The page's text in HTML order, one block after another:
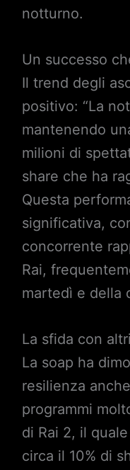
notturno.
Un successo
Il trend degli
positivo: “La
mantenendo
milioni di
share che ha
Questa
significativa,
concorrente
Rai,
martedì e della
La sfida con
La soap ha
resilienza
programmi
di Rai 2, il
circa il 10% di